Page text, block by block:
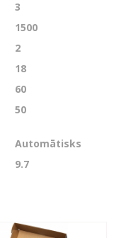
3
1500
2
18
60
50
Automātisks
9.7